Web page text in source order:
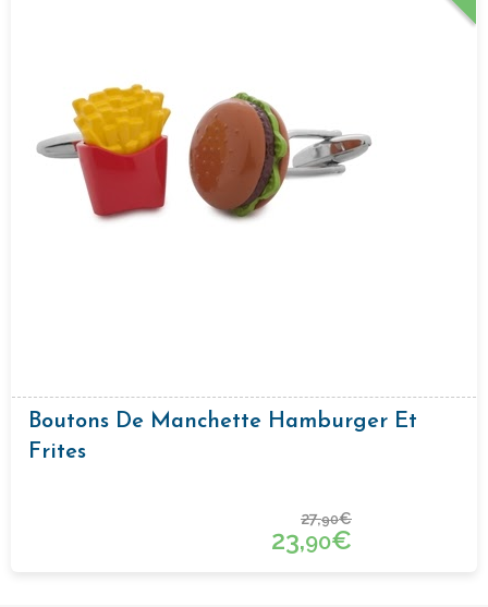
Boutons De Manchette Hamburger Et
Frites
27,90€
23,90€